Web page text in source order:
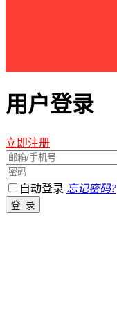
用户登录
立即注册
自动登录 忘记密码?